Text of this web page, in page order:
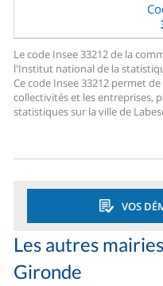
Le code Insee 33212 de la
l'Institut national de la
Ce code Insee 33212 permet
collectivités et les entreprises,
statistiques sur la ville de
VOS
Les autres
Gironde